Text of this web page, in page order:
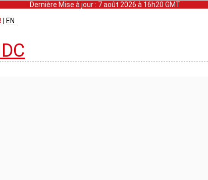
Dernière Mise à jour : 7 août 2026 à 16h20 GMT
EN